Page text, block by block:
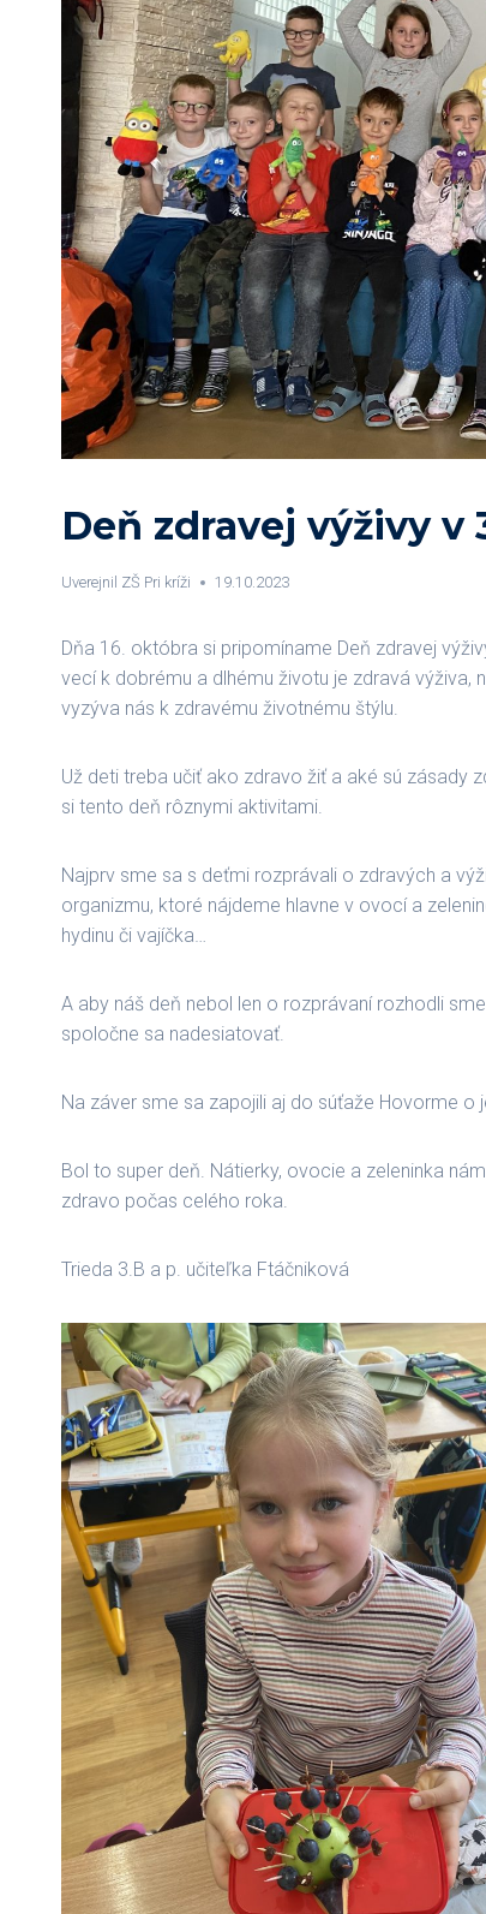
Deň zdravej výživy v
Uverejnil ZŠ Pri kríži 19.10.2023
Dňa 16. októbra si pripomíname Deň zdravej
vecí k dobrému a dlhému životu je zdravá
vyzýva nás k zdravému životnému štýlu.
Už deti treba učiť ako zdravo žiť a aké sú zásady
si tento deň rôznymi aktivitami.
Najprv sme sa s deťmi rozprávali o zdravých a
organizmu, ktoré nájdeme hlavne v ovocí a
hydinu či vajíčka…
A aby náš deň nebol len o rozprávaní rozhodli
spoločne sa nadesiatovať.
Na záver sme sa zapojili aj do súťaže Hovorme o
Bol to super deň. Nátierky, ovocie a zeleninka
zdravo počas celého roka.
Trieda 3.B a p. učiteľka Ftáčniková